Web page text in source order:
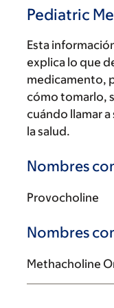
Pediatric
Esta
explica lo que
medicamento,
cómo tomarlo,
cuándo llamar
la salud.
Nombres
Provocholine
Nombres
Methacholine